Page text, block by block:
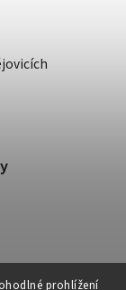
prohlížení